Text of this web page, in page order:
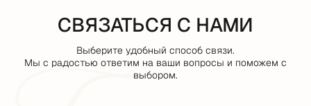
СВЯЗАТЬСЯ С НАМИ
Выберите удобный способ связи.
Мы с радостью ответим на ваши вопросы и поможем с
выбором.